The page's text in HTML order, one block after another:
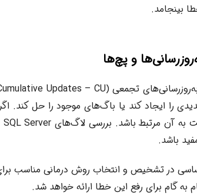
بینجامد.
باشد.
به گام برای رفع این خطا ارائه خواهد شد.